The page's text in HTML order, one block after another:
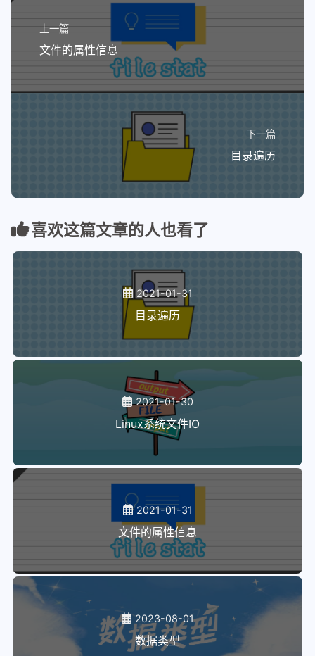
上一篇
文件的属性信息
下一篇
目录遍历
喜欢这篇文章的人也看了
2021-01-31
目录遍历
2021-01-30
Linux系统文件IO
2021-01-31
文件的属性信息
2023-08-01
数据类型